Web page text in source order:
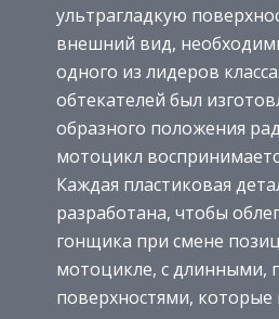
ультрагладкую
внешний вид,
одного из лидеров
обтекателей был
образного положения
мотоцикл
Каждая пластиковая
разработана, чтобы
гонщика при смене
мотоцикле, с длинными,
поверхностями, которые